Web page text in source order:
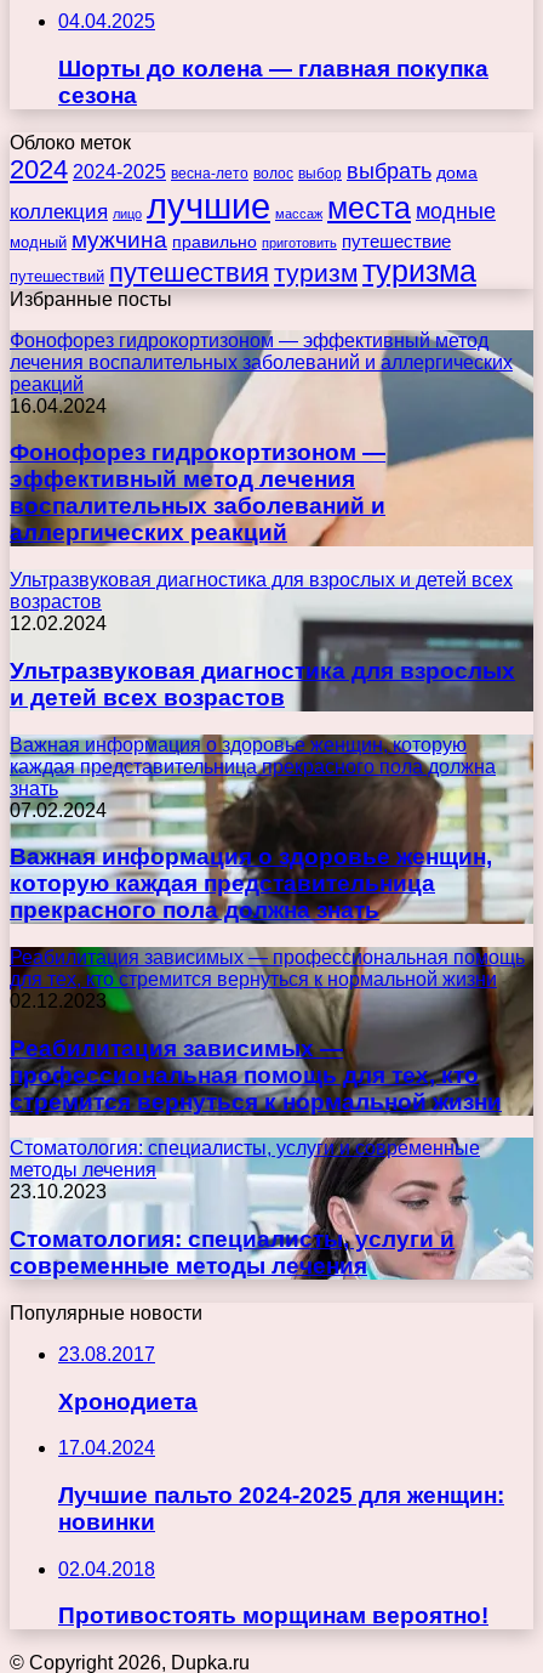
04.04.2025
Шорты до колена — главная покупка
сезона
Облоко меток
2024 2024-2025 весна-лето волос выбор выбрать дома
коллекция лицо лучшие массаж места модные
модный мужчина правильно приготовить путешествие
путешествий путешествия туризм туризма
Избранные посты
Фонофорез гидрокортизоном — эффективный метод
лечения воспалительных заболеваний и аллергических
реакций
16.04.2024
Фонофорез гидрокортизоном —
эффективный метод лечения
воспалительных заболеваний и
аллергических реакций
Ультразвуковая диагностика для взрослых и детей всех
возрастов
12.02.2024
Ультразвуковая диагностика для взрослых
и детей всех возрастов
Важная информация о здоровье женщин, которую
каждая представительница прекрасного пола должна
знать
07.02.2024
Важная информация о здоровье женщин,
которую каждая представительница
прекрасного пола должна знать
Реабилитация зависимых — профессиональная помощь
для тех, кто стремится вернуться к нормальной жизни
02.12.2023
Реабилитация зависимых —
профессиональная помощь для тех, кто
стремится вернуться к нормальной жизни
Стоматология: специалисты, услуги и современные
методы лечения
23.10.2023
Стоматология: специалисты, услуги и
современные методы лечения
Популярные новости
23.08.2017
Хронодиета
17.04.2024
Лучшие пальто 2024-2025 для женщин:
новинки
02.04.2018
Противостоять морщинам вероятно!
© Copyright 2026, Dupka.ru